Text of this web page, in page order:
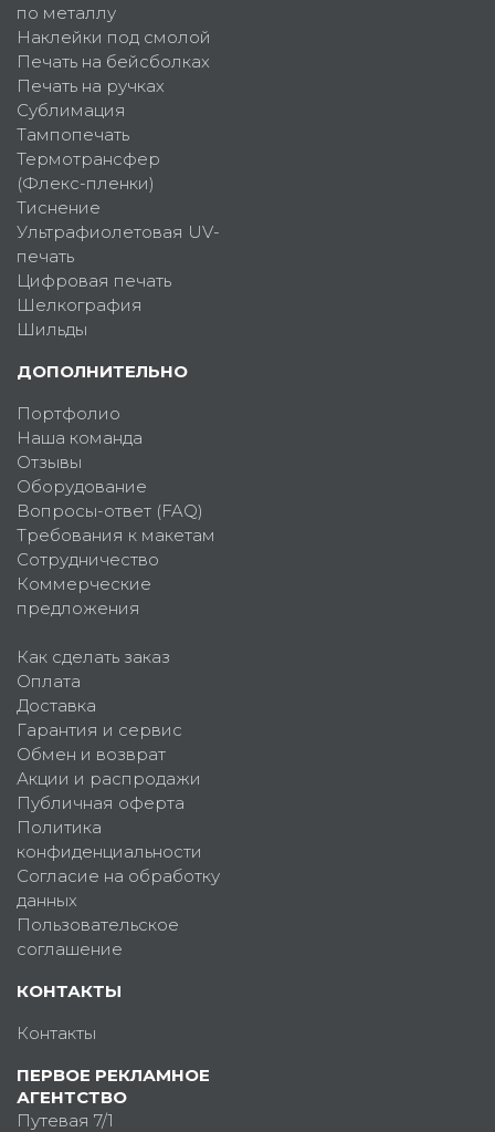
по металлу
Наклейки под смолой
Печать на бейсболках
Печать на ручках
Сублимация
Тампопечать
Термотрансфер
(Флекс-пленки)
Тиснение
Ультрафиолетовая UV-
печать
Цифровая печать
Шелкография
Шильды
ДОПОЛНИТЕЛЬНО
Портфолио
Наша команда
Отзывы
Оборудование
Вопросы-ответ (FAQ)
Требования к макетам
Сотрудничество
Коммерческие
предложения
Как сделать заказ
Оплата
Доставка
Гарантия и сервис
Обмен и возврат
Акции и распродажи
Публичная оферта
Политика
конфиденциальности
Согласие на обработку
данных
Пользовательское
соглашение
КОНТАКТЫ
Контакты
ПЕРВОЕ РЕКЛАМНОЕ
АГЕНТСТВО
Путевая 7/1